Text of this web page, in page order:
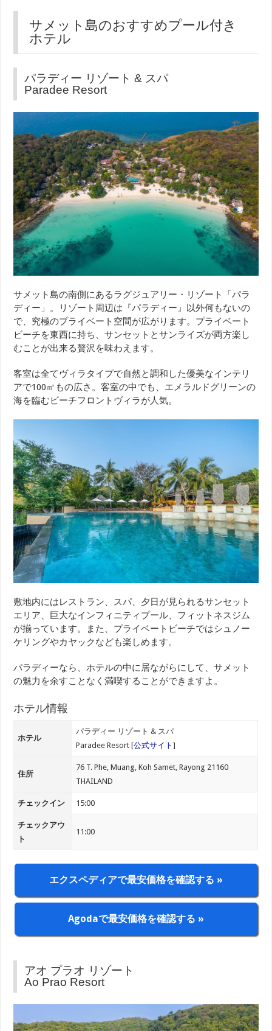
サメット島のおすすめプール付き
ホテル
パラディー リゾート & スパ
Paradee Resort
サメット島の南側にあるラグジュアリー・リゾート「パラ
ディー」。リゾート周辺は『パラディー』以外何もないの
で、究極のプライベート空間が広がります。プライベート
ビーチを東西に持ち、サンセットとサンライズが両方楽し
むことが出来る贅沢を味わえます。
客室は全てヴィラタイプで自然と調和した優美なインテリ
アで100㎡もの広さ。客室の中でも、エメラルドグリーンの
海を臨むビーチフロントヴィラが人気。
敷地内にはレストラン、スパ、夕日が見られるサンセット
エリア、巨大なインフィニティプール、フィットネスジム
が揃っています。また、プライベートビーチではシュノー
ケリングやカヤックなども楽しめます。
パラディーなら、ホテルの中に居ながらにして、サメット
の魅力を余すことなく満喫することができますよ。
ホテル情報
ホテル
パラディー リゾート & スパ
Paradee Resort [公式サイト]
住所
76 T. Phe, Muang, Koh Samet, Rayong 21160
THAILAND
チェックイン 15:00
チェックアウ
ト
11:00
エクスペディアで最安価格を確認する »
Agodaで最安価格を確認する »
アオ プラオ リゾート
Ao Prao Resort